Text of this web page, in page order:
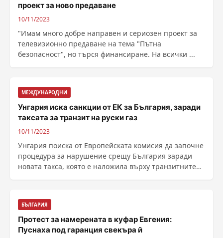
проект за ново предаване
10/11/2023
"Имам много добре направен и сериозен проект за
телевизионно предаване на тема "Пътна
безопасност", но търся финансиране. На всички ...
МЕЖДУНАРОДНИ
Унгария иска санкции от ЕК за България, заради
таксата за транзит на руски газ
10/11/2023
Унгария поиска от Европейската комисия да започне
процедура за нарушение срещу България заради
новата такса, която е наложила върху транзитните
БЪЛГАРИЯ
Протест за намерената в куфар Евгения:
Пуснаха под гаранция свекъра й